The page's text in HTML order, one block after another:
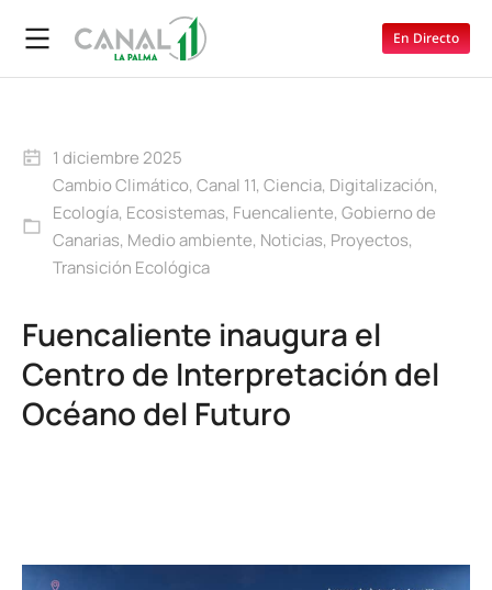
En Directo
1 diciembre 2025
Cambio Climático, Canal 11, Ciencia, Digitalización,
Ecología, Ecosistemas, Fuencaliente, Gobierno de
Canarias, Medio ambiente, Noticias, Proyectos,
Transición Ecológica
Fuencaliente inaugura el
Centro de Interpretación del
Océano del Futuro